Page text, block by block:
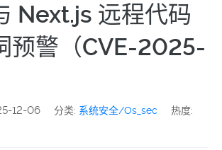
Next.js 远程代码
预警（CVE-2025-
12-06 分类: 系统安全/Os_sec
热度: